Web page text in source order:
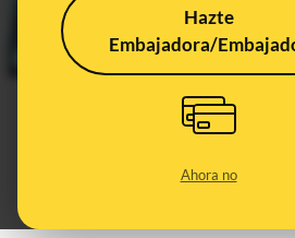
Hazte
Embajadora/
Ahora no
El coronavirus y los
para prevenirlo: cómo la
pseudociencia se